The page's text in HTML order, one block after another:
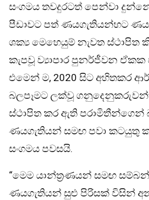
සංගමය තවදුරටත් පෙන්වා
පීඩාවට පත් ණයගැතියන්හට ණය
ශක්‍ය මෙහෙයුම් නැවත ස්ථාපිත
කැපවූ ව්‍යාපාර පුනර්ජීවන
එමෙන් ම, 2020 සිට අහිතකර
බලපෑමට ලක්වූ
ස්ථාපිත කර ඇති පරාමිතීන්ගෙන්
ණයගැතියන් සමඟ පවා කටයුතු
සංගමය පවසයි.
“මෙම යාන්ත්‍රණයන් සමඟ
ණයගැතියන් සුළු පිරිසක් විසින්